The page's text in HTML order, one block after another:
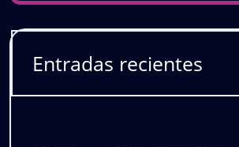
Entradas recientes